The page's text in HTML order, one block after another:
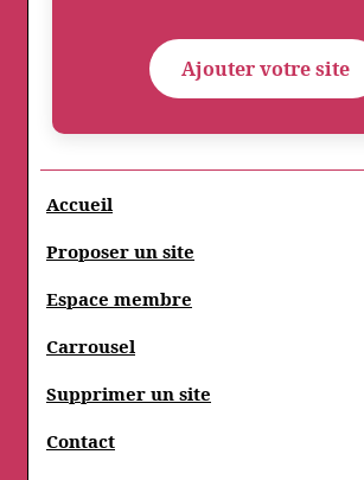
Ajouter votre site
Accueil
Proposer un site
Espace membre
Carrousel
Supprimer un site
Contact